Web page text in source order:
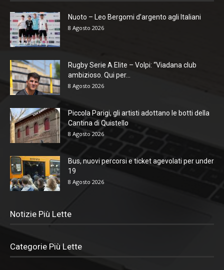
Nuoto – Leo Bergomi d’argento agli Italiani
8 Agosto 2026
Rugby Serie A Elite – Volpi: “Viadana club
ambizioso. Qui per...
8 Agosto 2026
Piccola Parigi, gli artisti adottano le botti della
Cantina di Quistello
8 Agosto 2026
Bus, nuovi percorsi e ticket agevolati per under
19
8 Agosto 2026
Notizie Più Lette
Categorie Più Lette